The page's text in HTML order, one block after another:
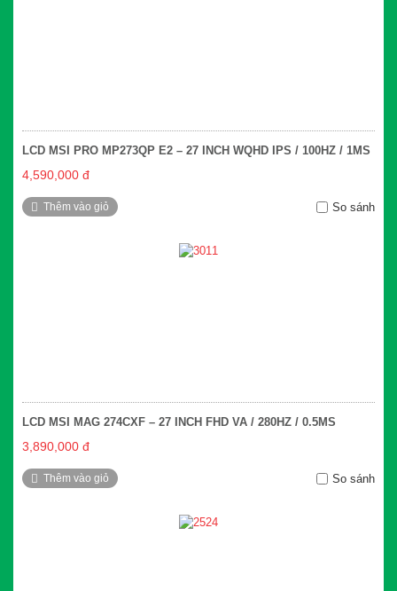
LCD MSI PRO MP273QP E2 – 27 INCH WQHD IPS / 100HZ / 1MS
4,590,000 đ
Thêm vào giỏ So sánh
LCD MSI MAG 274CXF – 27 INCH FHD VA / 280HZ / 0.5MS
3,890,000 đ
Thêm vào giỏ So sánh